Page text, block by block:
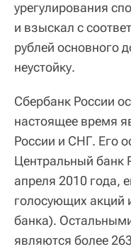
урегулирования
и взыскал с
рублей основного
неустойку.
Сбербанк России
настоящее время
России и СНГ. Его
Центральный банк
апреля 2010 года,
голосующих акций
банка).
являются более